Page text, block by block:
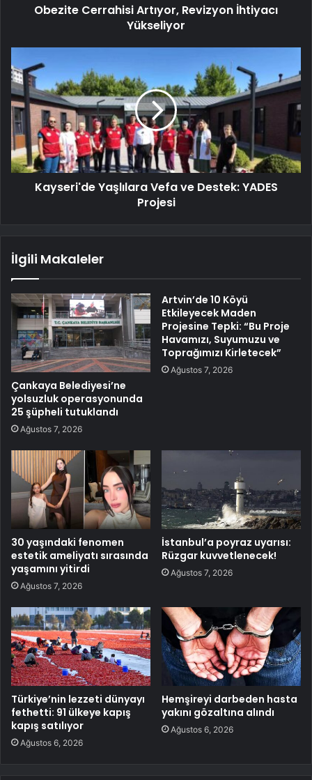
Obezite Cerrahisi Artıyor, Revizyon İhtiyacı
Yükseliyor
Kayseri'de Yaşlılara Vefa ve Destek: YADES
Projesi
İlgili Makaleler
Çankaya Belediyesi’ne
yolsuzluk operasyonunda
25 şüpheli tutuklandı
Ağustos 7, 2026
Artvin’de 10 Köyü
Etkileyecek Maden
Projesine Tepki: “Bu Proje
Havamızı, Suyumuzu ve
Toprağımızı Kirletecek”
Ağustos 7, 2026
30 yaşındaki fenomen
estetik ameliyatı sırasında
yaşamını yitirdi
Ağustos 7, 2026
İstanbul’a poyraz uyarısı:
Rüzgar kuvvetlenecek!
Ağustos 7, 2026
Türkiye’nin lezzeti dünyayı
fethetti: 91 ülkeye kapış
kapış satılıyor
Ağustos 6, 2026
Hemşireyi darbeden hasta
yakını gözaltına alındı
Ağustos 6, 2026